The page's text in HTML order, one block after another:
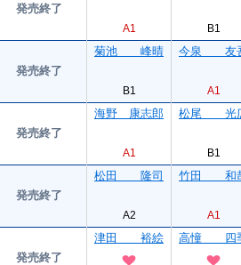
発売終了
A1 B1
発売終了
菊池 峰晴
B1
今泉 友
A1
発売終了
海野 康志郎
A1
松尾 光
B1
発売終了
松田 隆司
A2
竹田 和
A1
発売終了
津田 裕絵 高憧 四